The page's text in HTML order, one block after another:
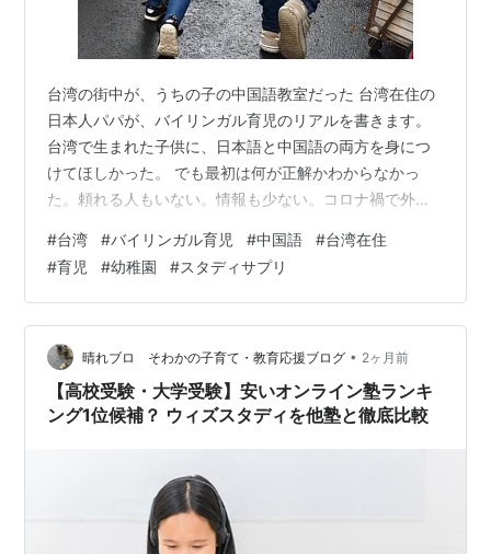
台湾の街中が、うちの子の中国語教室だった 台湾在住の
日本人パパが、バイリンガル育児のリアルを書きます。
台湾で生まれた子供に、日本語と中国語の両方を身につ
けてほしかった。 でも最初は何が正解かわからなかっ
た。頼れる人もいない。情報も少ない。コロナ禍で外に
を書いておきたいと思う。 家では日本語を徹底した 家の
中では日本語を徹底した。 理由はシンプルだ。私たちは
日本人だから。でも台湾で縁があって授かった子だか
ら、日台両方の文化と言語に触れてほしかった。 そのバ
ランスをどうとるか。最初はずっと悩んでいた。 幼稚園
は現地校にした 幼稚園が決まってからは…
#台湾 #バイリンガル育児 #中国語 #台湾在住
#育児 #幼稚園 #スタディサプリ
晴れブロ そわかの子育て・教育応援ブログ • 2ヶ月前
【高校受験・大学受験】安いオンライン塾ランキ
ング1位候補？ ウィズスタディを他塾と徹底比較